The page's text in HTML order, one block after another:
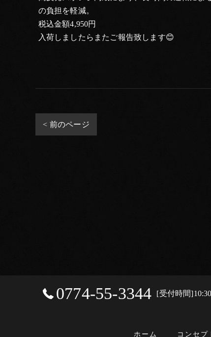
の負担を軽減。
税込金額4,950円
入荷しましたらまたご報告致します😊
< 前のページ
0774-55-3344 [受付時間
ホーム コンセプ